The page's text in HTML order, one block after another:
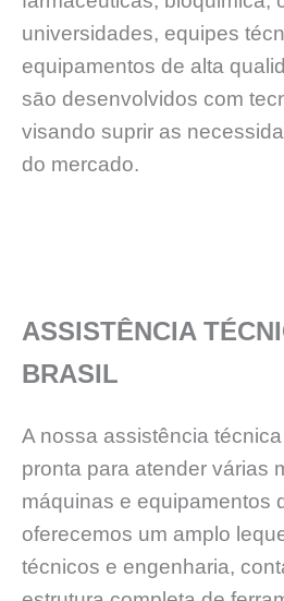
universidades, equipes
equipamentos de alta
sāo desenvolvidos com
visando suprir as
do mercado.
ASSISTÊNCIA
BRASIL
A nossa assistência
pronta para atender várias
máquinas e equipamentos
oferecemos um amplo
técnicos e engenharia,